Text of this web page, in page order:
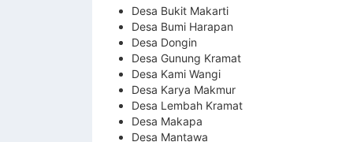
Desa Bukit Makarti
Desa Bumi Harapan
Desa Dongin
Desa Gunung Kramat
Desa Kami Wangi
Desa Karya Makmur
Desa Lembah Kramat
Desa Makapa
Desa Mantawa